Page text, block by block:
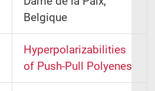
Belgique
Hyperpolarizabilities
of Push-Pull Polyenes